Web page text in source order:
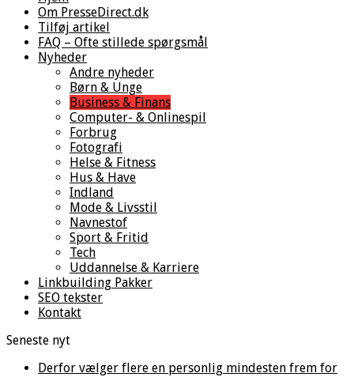
Om PresseDirect.dk
Tilføj artikel
FAQ – Ofte stillede spørgsmål
Nyheder
Andre nyheder
Børn & Unge
Business & Finans
Computer- & Onlinespil
Forbrug
Fotografi
Helse & Fitness
Hus & Have
Indland
Mode & Livsstil
Navnestof
Sport & Fritid
Tech
Uddannelse & Karriere
Linkbuilding Pakker
SEO tekster
Kontakt
Seneste nyt
Derfor vælger flere en personlig mindesten frem for